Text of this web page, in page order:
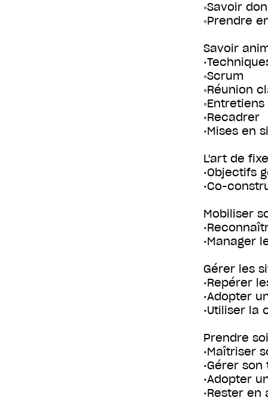
◦Savoir
◦Prendre
Savoir
◦Scrum
◦Réunion
◦Entretiens
•Recadrer
•Mises en
L'art de
•Objectifs
•Co-
Mobiliser
•Manager
Gérer les
•Repérer
•Adopter
•Utiliser la
Prendre
•Maîtriser
•Gérer
•Adopter
•Rester